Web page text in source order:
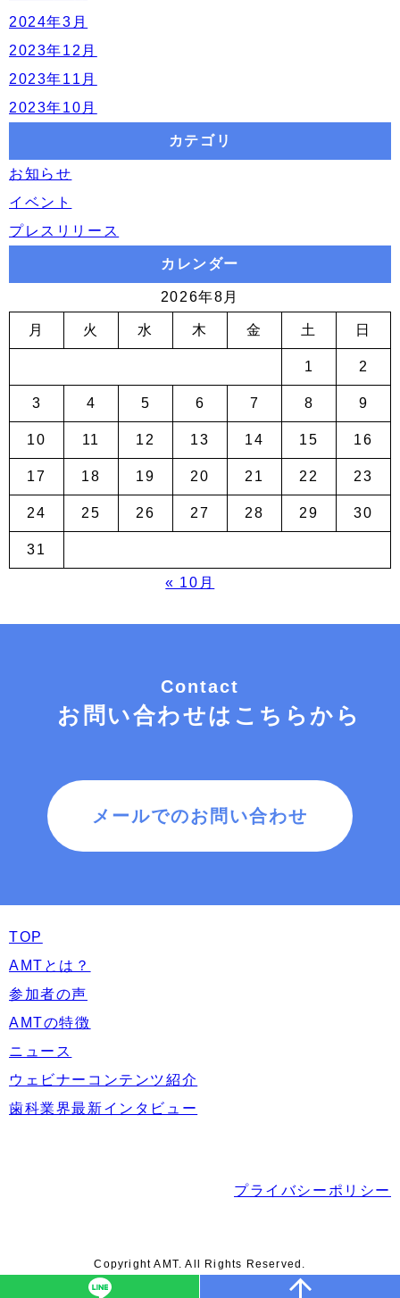
2024年3月
2023年12月
2023年11月
2023年10月
カテゴリ
お知らせ
イベント
プレスリリース
カレンダー
2026年8月
月 火 水 木 金 土 日
1 2
3 4 5 6 7 8 9
10 11 12 13 14 15 16
17 18 19 20 21 22 23
24 25 26 27 28 29 30
31
« 10月
Contact
お問い合わせはこちらから
メールでのお問い合わせ
TOP
AMTとは？
参加者の声
AMTの特徴
ニュース
ウェビナーコンテンツ紹介
歯科業界最新インタビュー
プライバシーポリシー
Copyright AMT. All Rights Reserved.